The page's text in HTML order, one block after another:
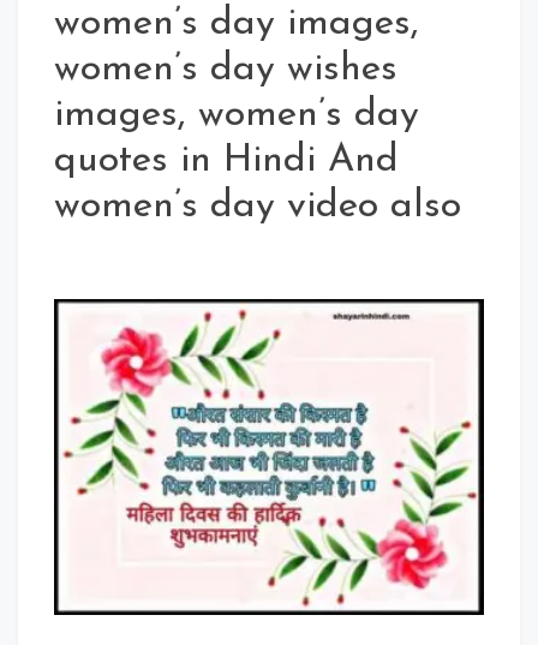
women’s day images,
women’s day wishes
images, women’s day
quotes in Hindi And
women’s day video also